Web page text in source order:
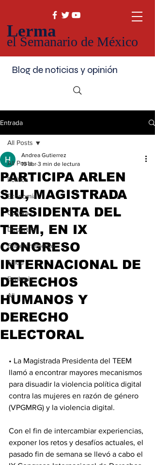
Lerma
el Semanario de México
Blog de noticias y opinión
Entrada
All Posts
Política
Economía
Cultura
Deportes
Entretenimiento
Salud
Ecología
All
All Posts
PARTICIPA ARLEN
SIU, MAGISTRADA
PRESIDENTA DEL
TEEM, EN IX
CONGRESO
INTERNACIONAL DE
DERECHOS
HUMANOS Y
DERECHO
ELECTORAL
Andrea Gutierrez
19 abr 3 min de lectura
• La Magistrada Presidenta del TEEM
llamó a encontrar mayores mecanismos
para disuadir la violencia política digital
contra las mujeres en razón de género
(VPGMRG) y la violencia digital.
Con el fin de intercambiar experiencias,
exponer los retos y desafíos actuales, el
pasado fin de semana se llevó a cabo el